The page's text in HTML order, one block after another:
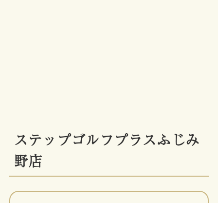
ステップゴルフプラスふじみ
野店